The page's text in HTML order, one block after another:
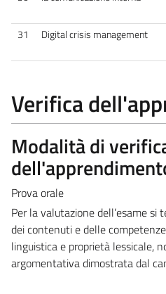
31
Digital crisis management
Verifica
Modalità di
Prova orale
Per la valutazione dell’esame si
dei contenuti e delle
linguistica e proprietà lessicale,
argomentativa dimostrata dal